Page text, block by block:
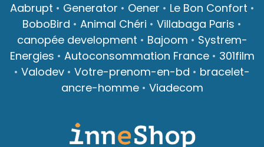
Aabrupt • Generator • Oener • Le Bon Confort •
BoboBird • Animal Chéri • Villabaga Paris •
canopée development • Bajoom • Systrem-
Energies • Autoconsommation France• 301film
• Valodev • Votre-prenom-en-bd • bracelet-
ancre-homme• Viadecom